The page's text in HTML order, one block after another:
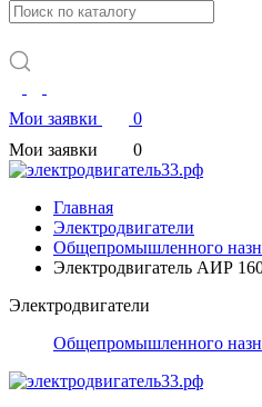
Мои заявки
0
Мои заявки
0
Главная
Электродвигатели
Общепромышленного
Электродвигатель АИР
Электродвигатели
Общепромышленного